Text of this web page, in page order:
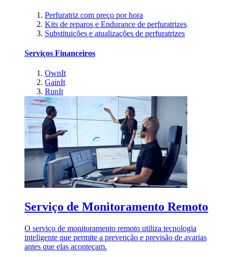
Perfuratriz com preço por hora
Kits de reparos e Endurance de perfuratrizes
Substituições e atualizações de perfuratrizes
Serviços Financeiros
OwnIt
GainIt
RunIt
Serviço de Monitoramento Remoto
O serviço de monitoramento remoto utiliza tecnologia
inteligente que permite a prevenção e previsão de avarias
antes que elas aconteçam.